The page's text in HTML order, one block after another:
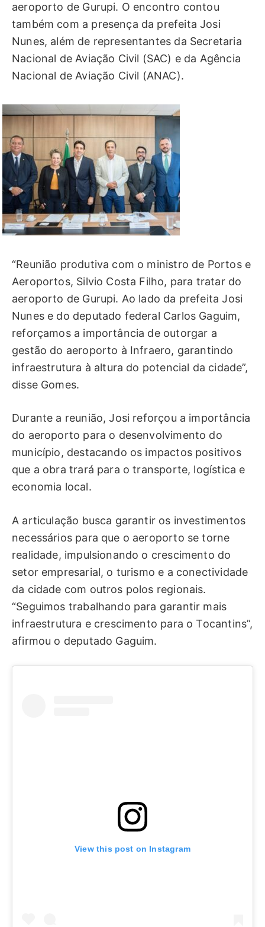
aeroporto de Gurupi. O encontro contou
também com a presença da prefeita Josi
Nunes, além de representantes da Secretaria
Nacional de Aviação Civil (SAC) e da Agência
Nacional de Aviação Civil (ANAC).
“Reunião produtiva com o ministro de Portos e
Aeroportos, Silvio Costa Filho, para tratar do
aeroporto de Gurupi. Ao lado da prefeita Josi
Nunes e do deputado federal Carlos Gaguim,
reforçamos a importância de outorgar a
gestão do aeroporto à Infraero, garantindo
infraestrutura à altura do potencial da cidade”,
disse Gomes.
Durante a reunião, Josi reforçou a importância
do aeroporto para o desenvolvimento do
município, destacando os impactos positivos
que a obra trará para o transporte, logística e
economia local.
A articulação busca garantir os investimentos
necessários para que o aeroporto se torne
realidade, impulsionando o crescimento do
setor empresarial, o turismo e a conectividade
da cidade com outros polos regionais.
“Seguimos trabalhando para garantir mais
infraestrutura e crescimento para o Tocantins”,
afirmou o deputado Gaguim.
View this post on Instagram